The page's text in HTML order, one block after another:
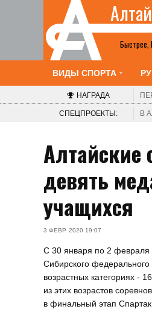
Быстрее,
Все
ВИДЫ СПОРТА
НАГРАДА
СПЕЦПРОЕКТЫ: В
Алтайские
девять
учащихся
3 ФЕВР. 2020 19:07
С 30 января по 2 февраля
Сибирского федерального
возрастных категориях -
из этих возрастов
в финальный этап